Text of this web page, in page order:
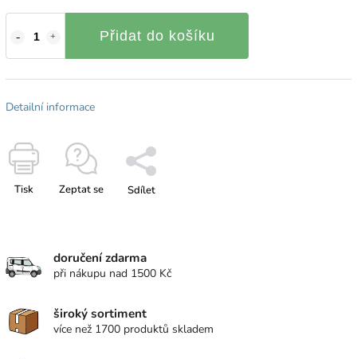
Přidat do košíku
Detailní informace
Tisk Zeptat se Sdílet
doručení zdarma
při nákupu nad 1500 Kč
široký sortiment
více než 1700 produktů skladem